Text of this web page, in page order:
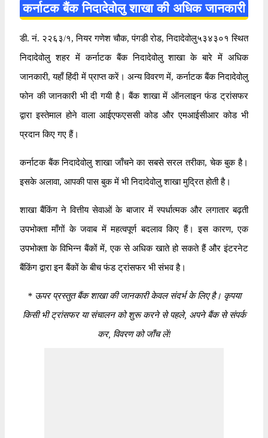
कर्नाटक बैंक निदादेवोलु शाखा की अधिक जानकारी
डी. नं. २२६३/१, नियर गणेश चौक, पंगडी रोड, निदादेवोलु५३४३०१ स्थित
निदादेवोलु शहर में कर्नाटक बैंक निदादेवोलु शाखा के बारे में अधिक
जानकारी, यहाँ हिंदी में प्राप्त करें। अन्य विवरण में, कर्नाटक बैंक निदादेवोलु
फोन की जानकारी भी दी गयी है। बैंक शाखा में ऑनलाइन फंड ट्रांसफर
द्वारा इस्तेमाल होने वाला आईएफएससी कोड और एमआईसीआर कोड भी
प्रदान किए गए हैं।
कर्नाटक बैंक निदादेवोलु शाखा जाँचने का सबसे सरल तरीका, चेक बुक है।
इसके अलावा, आपकी पास बुक में भी निदादेवोलु शाखा मुद्रित होती है।
शाखा बैंकिंग ने वित्तीय सेवाओं के बाजार में स्पर्धात्मक और लगातार बढ़ती
उपभोक्ता माँगों के जवाब में महत्वपूर्ण बदलाव किए हैं। इस कारण, एक
उपभोक्ता के विभिन्न बैंकों में, एक से अधिक खाते हो सकते हैं और इंटरनेट
बैंकिंग द्वारा इन बैंकों के बीच फंड ट्रांसफर भी संभव है।
*ऊपर प्रस्तुत बैंक शाखा की जानकारी केवल संदर्भ के लिए है। कृपया
किसी भी ट्रांसफर या संचालन को शुरू करने से पहले, अपने बैंक से संपर्क
कर, विवरण को जाँच लें!